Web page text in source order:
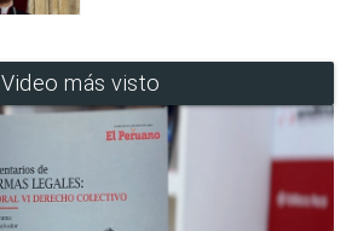
Video más visto